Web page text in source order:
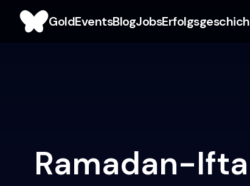
GoldEventsBlogJobs
Ramadan-